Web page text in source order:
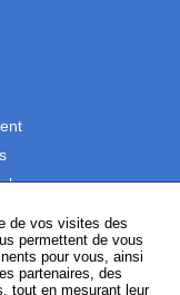
de vos visites des
permettent de vous
pour vous, ainsi
partenaires, des
tout en mesurant leur